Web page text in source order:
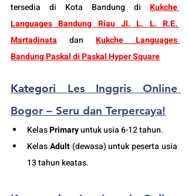
tersedia di Kota Bandung di Kukche
Languages Bandung Riau Jl. L. L. R.E.
Martadinata
dan Kukche Languages
Bandung Paskal di Paskal Hyper Square
Kategori Les Inggris Online
Bogor – Seru dan Terpercaya!
Kelas Primary untuk usia 6-12 tahun.
Kelas Adult (dewasa) untuk peserta usia
13 tahun keatas.